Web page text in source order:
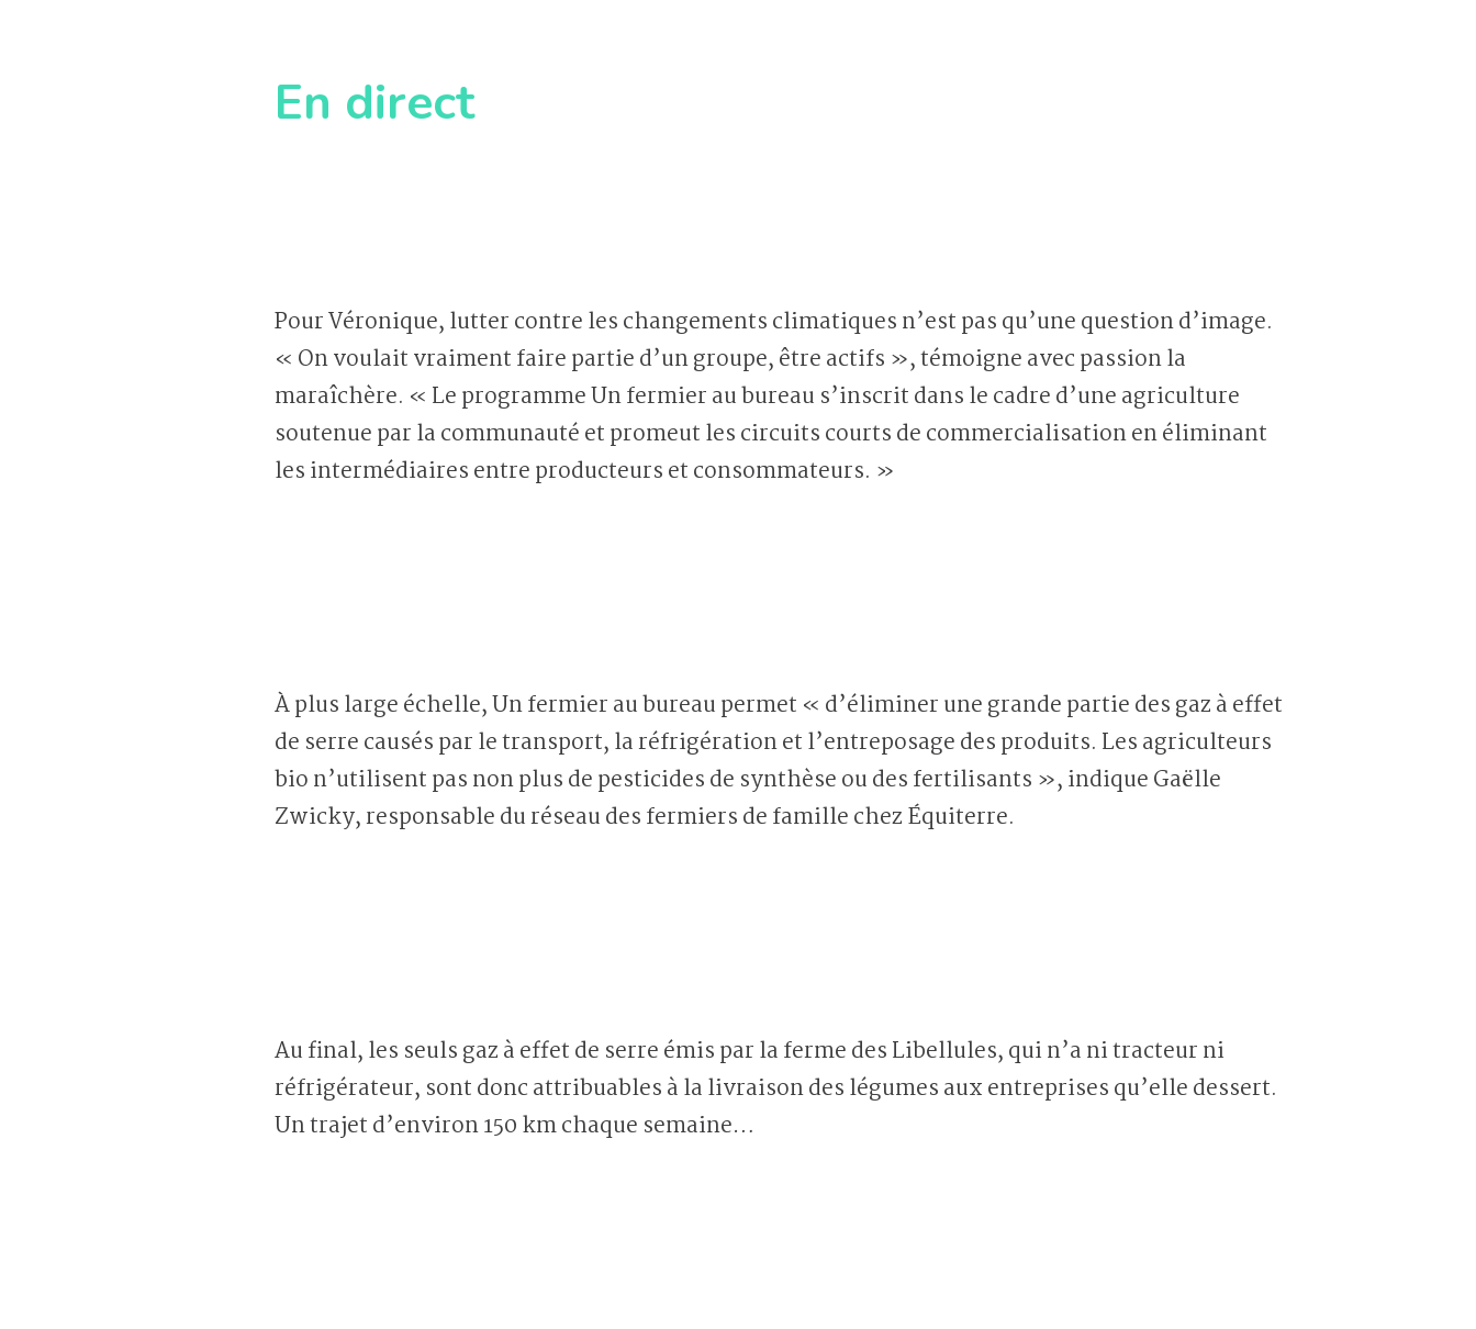
En direct
Pour Véronique, lutter contre les changements climatiques n’est pas qu’une question d’image.
« On voulait vraiment faire partie d’un groupe, être actifs », témoigne avec passion la
maraîchère. « Le programme Un fermier au bureau s’inscrit dans le cadre d’une agriculture
soutenue par la communauté et promeut les circuits courts de commercialisation en éliminant
les intermédiaires entre producteurs et consommateurs. »
À plus large échelle, Un fermier au bureau permet « d’éliminer une grande partie des gaz à effet
de serre causés par le transport, la réfrigération et l’entreposage des produits. Les agriculteurs
bio n’utilisent pas non plus de pesticides de synthèse ou des fertilisants », indique Gaëlle
Zwicky, responsable du réseau des fermiers de famille chez Équiterre.
Au final, les seuls gaz à effet de serre émis par la ferme des Libellules, qui n’a ni tracteur ni
réfrigérateur, sont donc attribuables à la livraison des légumes aux entreprises qu’elle dessert.
Un trajet d’environ 150 km chaque semaine…